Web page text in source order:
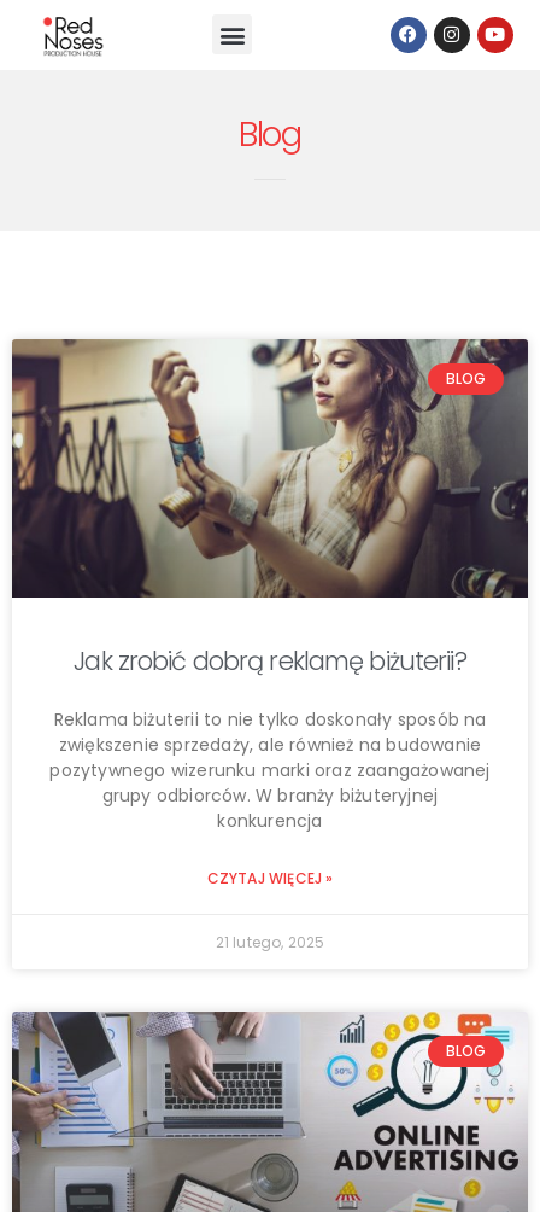
Blog
BLOG
Jak zrobić dobrą reklamę biżuterii?
Reklama biżuterii to nie tylko doskonały sposób na
zwiększenie sprzedaży, ale również na budowanie
pozytywnego wizerunku marki oraz zaangażowanej
grupy odbiorców. W branży biżuteryjnej
konkurencja
CZYTAJ WIĘCEJ »
21 lutego, 2025
BLOG